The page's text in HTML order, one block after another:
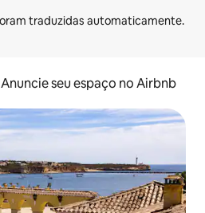
Anuncie seu espaço no Airbnb